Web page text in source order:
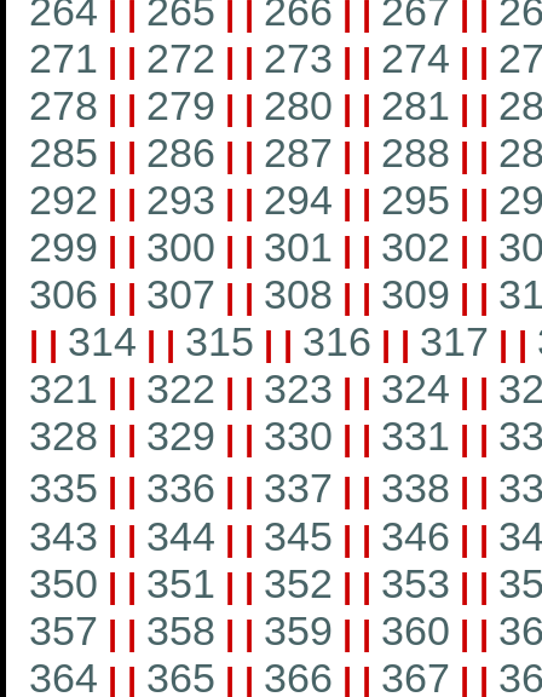
264 | | 265 | | 266 | | 267 | |
271 | | 272 | | 273 | | 274 | |
278 | | 279 | | 280 | | 281 | |
285 | | 286 | | 287 | | 288 | |
292 | | 293 | | 294 | | 295 | |
299 | | 300 | | 301 | | 302 | |
306 | | 307 | | 308 | | 309 | |
| | 314 | | 315 | | 316 | | 317 | |
321 | | 322 | | 323 | | 324 | |
328 | | 329 | | 330 | | 331 | |
335 | | 336 | | 337 | | 338 | |
343 | | 344 | | 345 | | 346 | |
350 | | 351 | | 352 | | 353 | |
357 | | 358 | | 359 | | 360 | |
364 | | 365 | | 366 | | 367 | |